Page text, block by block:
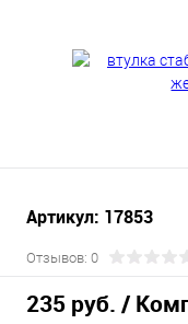
Артикул: 17853
Отзывов: 0
235 руб. /